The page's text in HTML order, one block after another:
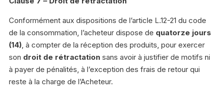
Conformément aux dispositions de l’article L.12-21 du code
de la consommation, l’acheteur dispose de quatorze jours
(14), à compter de la réception des produits, pour exercer
son droit de rétractation sans avoir à justifier de motifs ni
à payer de pénalités, à l’exception des frais de retour qui
reste à la charge de l’Acheteur.